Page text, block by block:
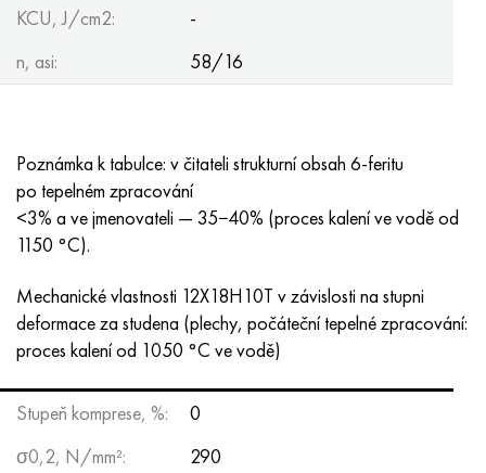
KCU, J/cm2:
-
n, asi:
58/16
Poznámka k tabulce: v čitateli strukturní obsah 6-feritu
po tepelném zpracování
<3% a ve jmenovateli — 35−40% (proces kalení ve vodě od
1150 °C).
Mechanické vlastnosti 12X18H10T v závislosti na stupni
deformace za studena (plechy, počáteční tepelné zpracování:
proces kalení od 1050 °C ve vodě)
Stupeň komprese, %:
0
σ0,2, N/mm²:
290